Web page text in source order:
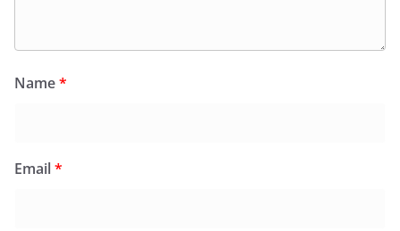
Name*
Email*